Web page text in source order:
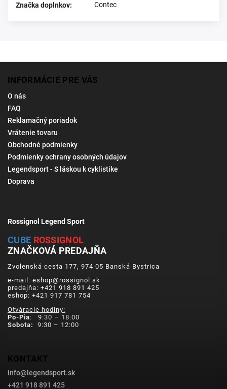
Značka doplnkov: Contec
INFORMÁCIE PRE VÁS
O nás
FAQ
Reklamačný poriadok
Vrátenie tovaru
Obchodné podmienky
Podmienky ochrany osobných údajov
Legendsport - S láskou k cyklistike
Doprava
Rossignol Legend Sport
CUBE ROSSIGNOL
ZNAČKOVÁ PREDAJŇA
Zvolenská cesta 177, 974 05 Banská Bystrica
e-mail: eshop@rossignol.sk
predajňa: +421 918 891 425
eshop: +421 917 781 754
Otváracie hodiny:
Po-Pia: 9:30 – 18:00
Sobota:
9:30 – 12:00
KONTAKT
info@ legendsport.sk
+421 918 891 425